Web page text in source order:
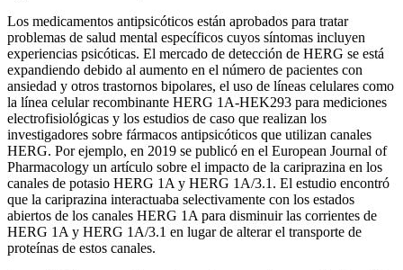
Los medicamentos antipsicóticos están aprobados para tratar
problemas de salud mental específicos cuyos síntomas incluyen
experiencias psicóticas. El mercado de detección de HERG se está
expandiendo debido al aumento en el número de pacientes con
ansiedad y otros trastornos bipolares, el uso de líneas celulares como
la línea celular recombinante HERG 1A-HEK293 para mediciones
electrofisiológicas y los estudios de caso que realizan los
investigadores sobre fármacos antipsicóticos que utilizan canales
HERG. Por ejemplo, en 2019 se publicó en el European Journal of
Pharmacology un artículo sobre el impacto de la cariprazina en los
canales de potasio HERG 1A y HERG 1A/3.1. El estudio encontró
que la cariprazina interactuaba selectivamente con los estados
abiertos de los canales HERG 1A para disminuir las corrientes de
HERG 1A y HERG 1A/3.1 en lugar de alterar el transporte de
proteínas de estos canales.